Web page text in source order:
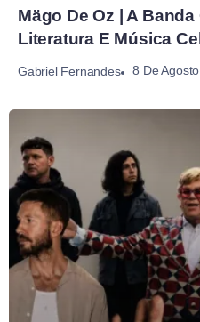
Mägo De Oz | A
Literatura E Música
Gabriel Fernandes 8 De